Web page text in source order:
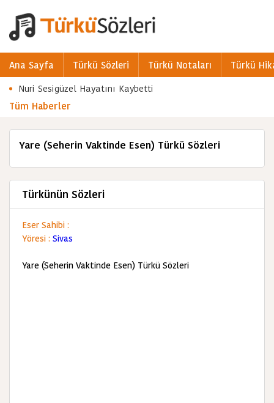
Ana Sayfa Türkü Sözleri Türkü Notaları
Türkü
Nuri Sesigüzel Hayatını Kaybetti
Tüm Haberler
Yare (Seherin Vaktinde Esen) Türkü Sözleri
Türkünün Sözleri
Eser Sahibi :
Yöresi : Sivas
Yare (Seherin Vaktinde Esen) Türkü Sözleri